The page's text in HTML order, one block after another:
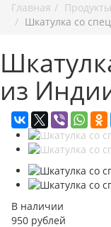
Главная
Продукты
Шкатулка со
из
В наличии
950 рублей